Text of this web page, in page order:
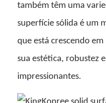
também têm uma
superfície sólida é um
que está crescendo
sua estética, robustez
impressionantes.